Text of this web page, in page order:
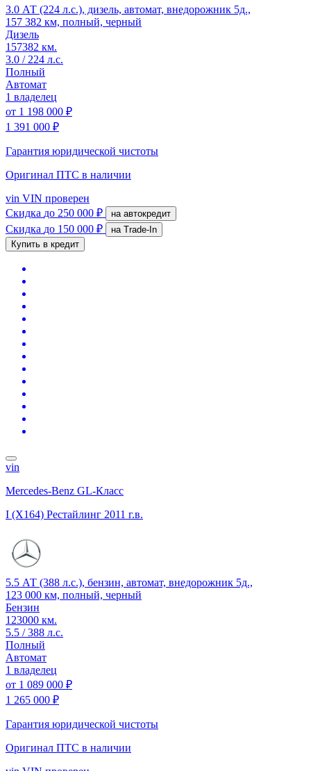
3.0 АТ (224 л.с.), дизель, автомат, внедорожник 5д.,
157 382 км, полный, черный
Дизель
157382 км.
3.0 / 224 л.с.
Полный
Автомат
1 владелец
от 1 198 000 ₽
1 391 000 ₽
Гарантия юридической чистоты
Оригинал ПТС в наличии
vin VIN проверен
Скидка до 250 000 ₽ на автокредит
Скидка до 150 000 ₽
на Trade-In
Купить в кредит
vin
Mercedes-Benz GL-Класс
I (X164) Рестайлинг 2011 г.в.
5.5 АТ (388 л.с.), бензин, автомат, внедорожник 5д.,
123 000 км, полный, черный
Бензин
123000 км.
5.5 / 388 л.с.
Полный
Автомат
1 владелец
от 1 089 000 ₽
1 265 000 ₽
Гарантия юридической чистоты
Оригинал ПТС в наличии